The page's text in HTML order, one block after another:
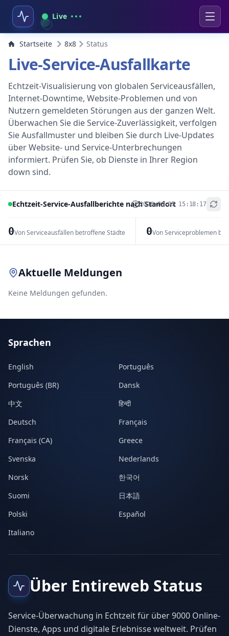
Live
Startseite 8x8 Status
Live-Service-Ausfallkarte
Echtzeit-Visualisierung von globalen Serviceausfällen,
Internet-Downtime, Website-Problemen und von
Nutzern gemeldeten Störungen aus der ganzen Welt.
Überwachen Sie die Service-Zuverlässigkeit, verfolgen
Sie Ausfallmuster und bleiben Sie durch Live-Updates
über Website- und Service-Unterbrechungen
informiert. Prüfen Sie, ob Dienste in Ihrer Region
down sind.
Echtzeit-Service-Ausfallberichte nach Standort
2026-08-07 15:18:17
0Von Serviceausfällen betroffene Städte 0Von Serviceproblemen
+
Aktuelle Meldungen
Keine Meldungen gefunden.
Sprachen
English
Português
Português (BR)
Dansk
中文
हिन्दी
Deutsch
Français
Français (CA)
Greece
Svenska
Nederlands
Norsk
한국어
Suomi
日本語
Polski
Español
Italiano
Über Entireweb Status
Service-Überwachung in Echtzeit für über 9000 Online-
Dienste, Apps und digitale Erlebnisse weltweit. Prüfen